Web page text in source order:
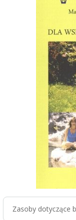
Zasoby dotyczące